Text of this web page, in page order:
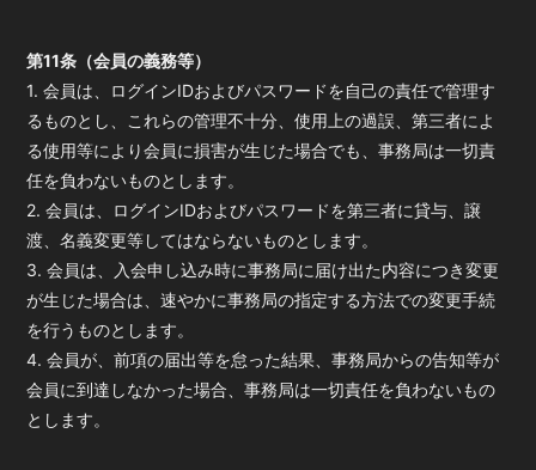
第11条（会員の義務等）
1. 会員は、ログインIDおよびパスワードを自己の責任で管理す
るものとし、これらの管理不十分、使用上の過誤、第三者によ
る使用等により会員に損害が生じた場合でも、事務局は一切責
任を負わないものとします。
2. 会員は、ログインIDおよびパスワードを第三者に貸与、譲
渡、名義変更等してはならないものとします。
3. 会員は、入会申し込み時に事務局に届け出た内容につき変更
が生じた場合は、速やかに事務局の指定する方法での変更手続
を行うものとします。
4. 会員が、前項の届出等を怠った結果、事務局からの告知等が
会員に到達しなかった場合、事務局は一切責任を負わないもの
とします。